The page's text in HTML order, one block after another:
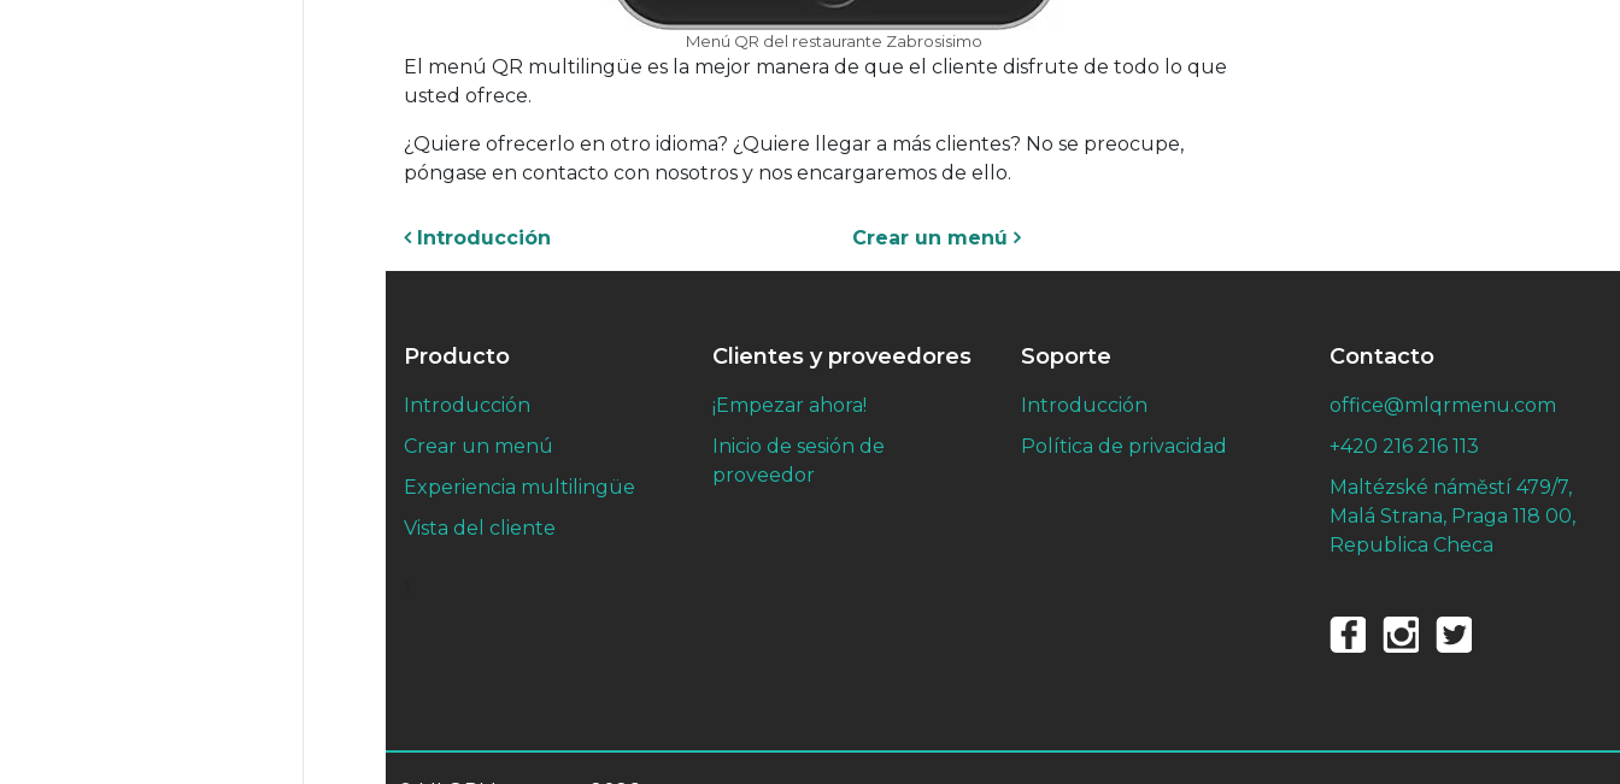
Menú QR del restaurante Zabrosisimo
El menú QR multilingüe es la mejor manera de que el cliente disfrute de todo lo que
usted ofrece.
¿Quiere ofrecerlo en otro idioma? ¿Quiere llegar a más clientes? No se preocupe,
póngase en contacto con nosotros y nos encargaremos de ello.
Introducción Crear un menú
Producto
Introducción
Crear un menú
Experiencia multilingüe
Vista del cliente
Clientes y proveedores
¡Empezar ahora!
Inicio de sesión de
proveedor
Soporte
Introducción
Política de privacidad
Contacto
office@mlqrmenu.com
+420 216 216 113
Maltézské náměstí 479/7,
Malá Strana, Praga 118 00,
Republica Checa